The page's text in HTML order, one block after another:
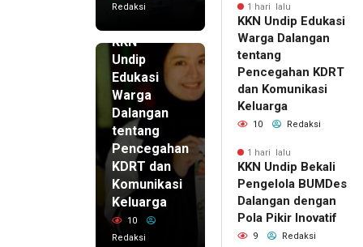
Redaksi
KKN
Undip
Edukasi
Warga
Dalangan
tentang
Pencegahan
KDRT dan
Komunikasi
Keluarga
10
Redaksi
1 hari lalu
KKN Undip Edukasi
Warga Dalangan
tentang
Pencegahan KDRT
dan Komunikasi
Keluarga
10 Redaksi
1 hari lalu
KKN Undip Bekali
Pengelola BUMDes
Dalangan dengan
Pola Pikir Inovatif
9 Redaksi